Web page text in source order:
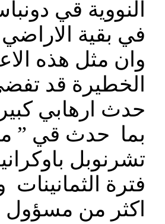
النووية قي
في بقية
وان مثل هذه
الخطيرة قد
حدث ارهابي
بما حدث قي ”
تشرنوبل
فترة الثمانينات
اكثر من مسؤول